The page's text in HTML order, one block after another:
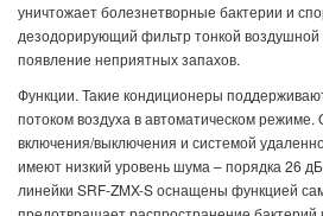
уничтожает болезнетворные бактерии и
дезодорирующий фильтр тонкой
появление неприятных запахов.
Функции. Такие кондиционеры
потоком воздуха в автоматическом
включения/выключения и системой
имеют низкий уровень шума – порядка 26
линейки SRF-ZMX-S оснащены функцией